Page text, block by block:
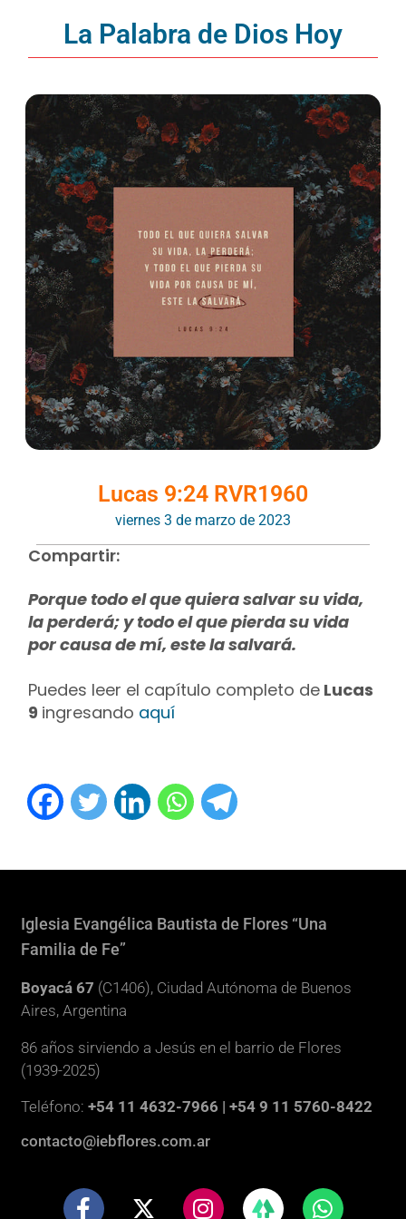
La Palabra de Dios Hoy
Lucas 9:24 RVR1960
viernes 3 de marzo de 2023
Compartir:
Porque todo el que quiera salvar su vida,
la perderá; y todo el que pierda su vida
por causa de mí, este la salvará.
Puedes leer el capítulo completo de Lucas
9 ingresando aquí
Iglesia Evangélica Bautista de Flores “Una
Familia de Fe”
Boyacá 67 (C1406), Ciudad Autónoma de Buenos
Aires, Argentina
86 años sirviendo a Jesús en el barrio de Flores
(1939-2025)
Teléfono:+54 11 4632-7966 | +54 9 11 5760-8422
contacto@iebflores.com.ar
F
X
I
W